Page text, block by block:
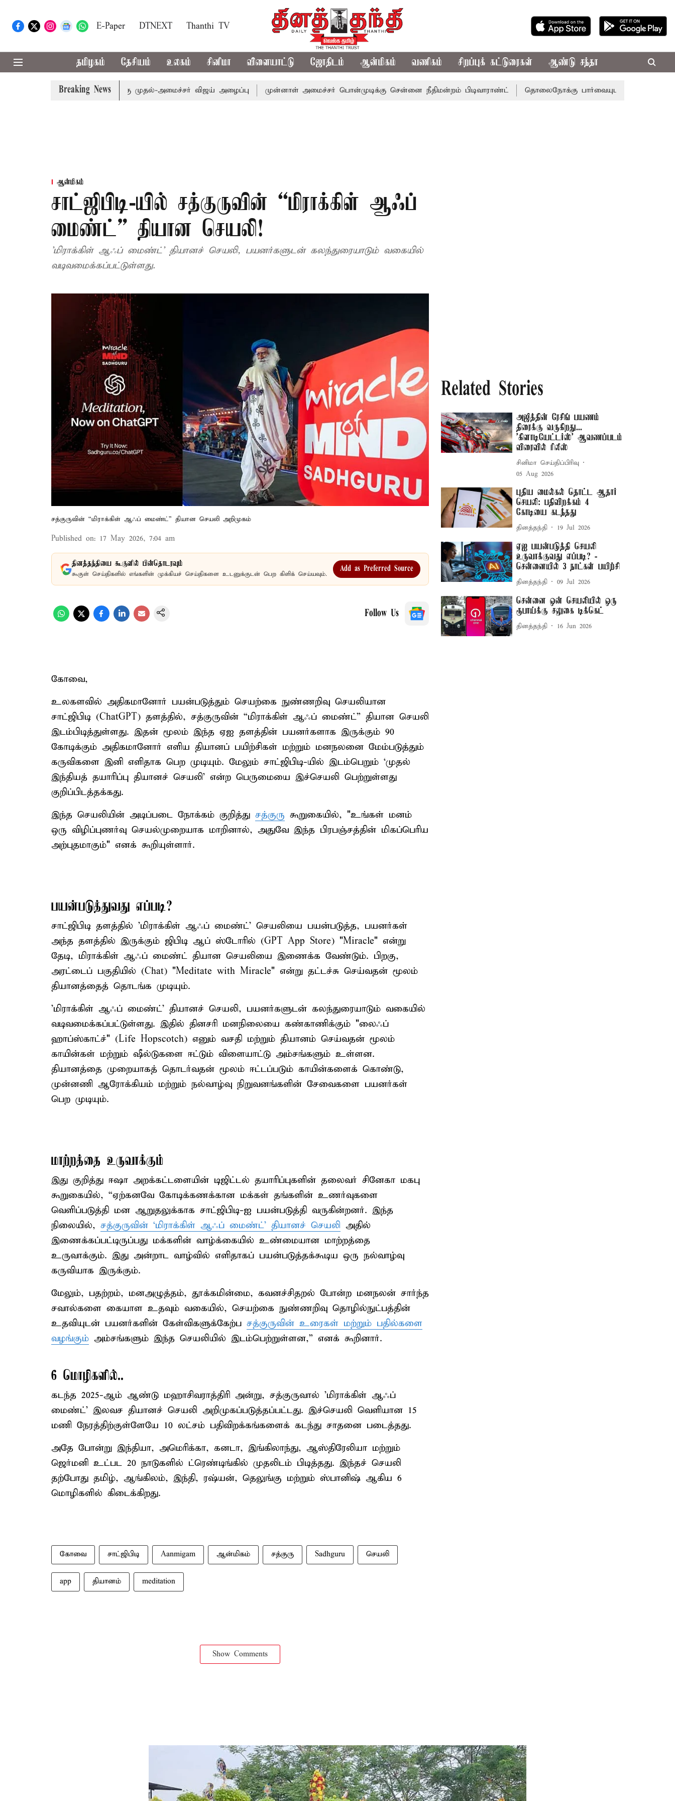
E-Paper DTNEXT Thanthi TV
தமிழகம் தேசியம் உலகம் சினிமா விளையாட்டு ஜோதிடம் ஆன்மிகம் வணிகம் சிறப்புக் கட்டுரைகள் ஆண்டு சந்தா
Breaking News
எம்.பி.க்கள் கூட்டத்துக்கு முதல்-அமைச்சர் விஜய் அழைப்பு முன்னாள் அமைச்சர் பொன்முடிக்கு சென்னை நீதிமன்றம் பிடிவாராண்ட் தொலைநோக்கு பார்வையுடன் கூடிய வேளாண்
ஆன்மிகம்
சாட்ஜிபிடி-யில் சத்குருவின் “மிராக்கிள் ஆஃப்
மைண்ட்” தியான செயலி!
'மிராக்கிள் ஆஃப் மைண்ட்' தியானச் செயலி, பயனர்களுடன் கலந்துரையாடும் வகையில்
வடிவமைக்கப்பட்டுள்ளது.
சத்குருவின் “மிராக்கிள் ஆஃப் மைண்ட்” தியான செயலி அறிமுகம்
Published on: 17 May 2026, 7:04 am
தினத்தந்தியை கூகுளில் பின்தொடரவும்
கூகுள் செய்திகளில் எங்களின் முக்கியச் செய்திகளை உடனுக்குடன் பெற கிளிக் செய்யவும்.
Add as Preferred Source
Follow Us
கோவை,
உலகளவில் அதிகமானோர் பயன்படுத்தும் செயற்கை நுண்ணறிவு செயலியான
சாட்ஜிபிடி (ChatGPT) தளத்தில், சத்குருவின் “மிராக்கிள் ஆஃப் மைண்ட்” தியான செயலி
இடம்பிடித்துள்ளது. இதன் மூலம் இந்த ஏஐ தளத்தின் பயனர்களாக இருக்கும் 90
கோடிக்கும் அதிகமானோர் எளிய தியானப் பயிற்சிகள் மற்றும் மனநலனை மேம்படுத்தும்
கருவிகளை இனி எளிதாக பெற முடியும். மேலும் சாட்ஜிபிடி-யில் இடம்பெறும் ‘முதல்
இந்தியத் தயாரிப்பு தியானச் செயலி’ என்ற பெருமையை இச்செயலி பெற்றுள்ளது
குறிப்பிடத்தக்கது.
இந்த செயலியின் அடிப்படை நோக்கம் குறித்து சத்குரு கூறுகையில், "உங்கள் மனம்
ஒரு விழிப்புணர்வு செயல்முறையாக மாறினால், அதுவே இந்த பிரபஞ்சத்தின் மிகப்பெரிய
அற்புதமாகும்" எனக் கூறியுள்ளார்.
பயன்படுத்துவது எப்படி?
சாட்ஜிபிடி தளத்தில் 'மிராக்கிள் ஆஃப் மைண்ட்' செயலியை பயன்படுத்த, பயனர்கள்
அந்த தளத்தில் இருக்கும் ஜிபிடி ஆப் ஸ்டோரில் (GPT App Store) "Miracle" என்று
தேடி, மிராக்கிள் ஆஃப் மைண்ட் தியான செயலியை இணைக்க வேண்டும். பிறகு,
அரட்டைப் பகுதியில் (Chat) "Meditate with Miracle" என்று தட்டச்சு செய்வதன் மூலம்
தியானத்தைத் தொடங்க முடியும்.
'மிராக்கிள் ஆஃப் மைண்ட்' தியானச் செயலி, பயனர்களுடன் கலந்துரையாடும் வகையில்
வடிவமைக்கப்பட்டுள்ளது. இதில் தினசரி மனநிலையை கண்காணிக்கும் "லைஃப்
ஹாப்ஸ்காட்ச்" (Life Hopscotch) எனும் வசதி மற்றும் தியானம் செய்வதன் மூலம்
காயின்கள் மற்றும் ஷீல்டுகளை ஈட்டும் விளையாட்டு அம்சங்களும் உள்ளன.
தியானத்தை முறையாகத் தொடர்வதன் மூலம் ஈட்டப்படும் காயின்களைக் கொண்டு,
முன்னணி ஆரோக்கியம் மற்றும் நல்வாழ்வு நிறுவனங்களின் சேவைகளை பயனர்கள்
பெற முடியும்.
மாற்றத்தை உருவாக்கும்
இது குறித்து ஈஷா அறக்கட்டளையின் டிஜிட்டல் தயாரிப்புகளின் தலைவர் சினேகா மகபு
கூறுகையில், “ஏற்கனவே கோடிக்கணக்கான மக்கள் தங்களின் உணர்வுகளை
வெளிப்படுத்தி மன ஆறுதலுக்காக சாட்ஜிபிடி-ஐ பயன்படுத்தி வருகின்றனர். இந்த
நிலையில், சத்குருவின் ‘மிராக்கிள் ஆஃப் மைண்ட்’ தியானச் செயலி அதில்
இணைக்கப்பட்டிருப்பது மக்களின் வாழ்க்கையில் உண்மையான மாற்றத்தை
உருவாக்கும். இது அன்றாட வாழ்வில் எளிதாகப் பயன்படுத்தக்கூடிய ஒரு நல்வாழ்வு
கருவியாக இருக்கும்.
மேலும், பதற்றம், மனஅழுத்தம், தூக்கமின்மை, கவனச்சிதறல் போன்ற மனநலன் சார்ந்த
சவால்களை கையாள உதவும் வகையில், செயற்கை நுண்ணறிவு தொழில்நுட்பத்தின்
உதவியுடன் பயனர்களின் கேள்விகளுக்கேற்ப சத்குருவின் உரைகள் மற்றும் பதில்களை
வழங்கும் அம்சங்களும் இந்த செயலியில் இடம்பெற்றுள்ளன,” எனக் கூறினார்.
6 மொழிகளில்..
கடந்த 2025-ஆம் ஆண்டு மஹாசிவராத்திரி அன்று, சத்குருவால் 'மிராக்கிள் ஆஃப்
மைண்ட்' இலவச தியானச் செயலி அறிமுகப்படுத்தப்பட்டது. இச்செயலி வெளியான 15
மணி நேரத்திற்குள்ளேயே 10 லட்சம் பதிவிறக்கங்களைக் கடந்து சாதனை படைத்தது.
அதே போன்று இந்தியா, அமெரிக்கா, கனடா, இங்கிலாந்து, ஆஸ்திரேலியா மற்றும்
ஜெர்மனி உட்பட 20 நாடுகளில் ட்ரெண்டிங்கில் முதலிடம் பிடித்தது. இந்தச் செயலி
தற்போது தமிழ், ஆங்கிலம், இந்தி, ரஷ்யன், தெலுங்கு மற்றும் ஸ்பானிஷ் ஆகிய 6
மொழிகளில் கிடைக்கிறது.
கோவை சாட்ஜிபிடி Aanmigam ஆன்மிகம் சத்குரு Sadhguru செயலி
app தியானம் meditation
Show Comments
Related Stories
அஜித்தின் ரேசிங் பயணம்
திரைக்கு வருகிறது...
'கிளாடியேட்டர்ஸ்' ஆவணப்படம்
விரைவில் ரிலீஸ்
சினிமா செய்திப்பிரிவு
05 Aug 2026
புதிய மைல்கல் தொட்ட ஆதார்
செயலி: பதிவிறக்கம் 4
கோடியை கடந்தது
தினத்தந்தி 19 Jul 2026
ஏஐ பயன்படுத்தி செயலி
உருவாக்குவது எப்படி? -
சென்னையில் 3 நாட்கள் பயிற்சி
தினத்தந்தி 09 Jul 2026
சென்னை ஒன் செயலியில் ஒரு
ரூபாய்க்கு சலுகை டிக்கெட்
தினத்தந்தி 16 Jun 2026